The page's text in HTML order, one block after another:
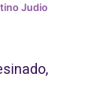
Judio